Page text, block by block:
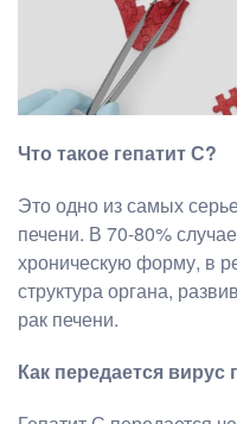
Что такое гепатит С?
Это одно из самых
печени. В 70-80%
хроническую форму, в
структура органа,
рак печени.
Как передается вирус